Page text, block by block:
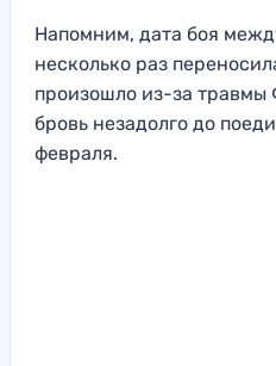
Напомним, дата боя
несколько раз
произошло из-за
бровь незадолго до
февраля.